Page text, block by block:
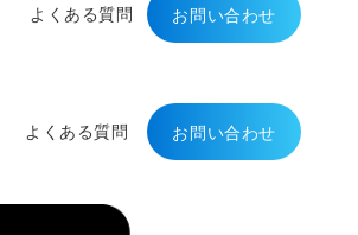
よくある質問 お問い合わせ
よくある質問 お問い合わせ